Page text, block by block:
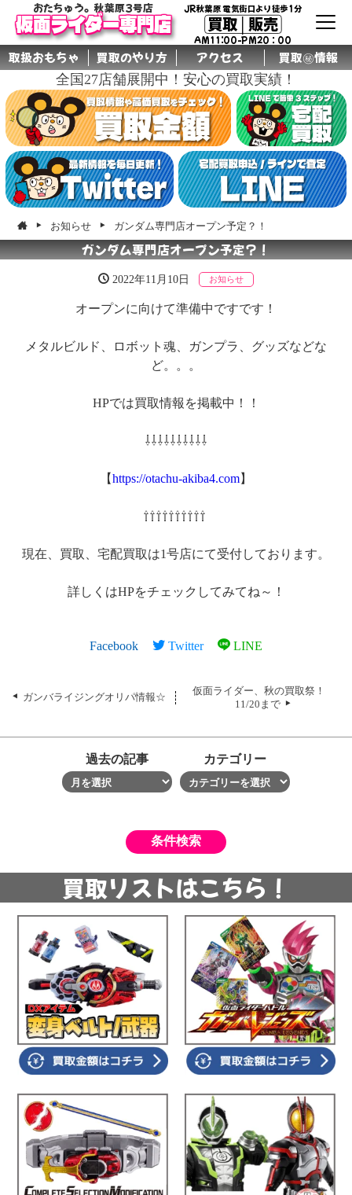
おたちゅう。秋葉原3号店
仮面ライダー専門店
JR秋葉原 電気街口より徒歩1分
買取│販売
AM11:00-PM20：00
取扱おもちゃ 買取のやり方 アクセス 買取㊙情報
グル
ープ
店舗
全国27店舗展開中！安心の買取実績！
お知らせ ガンダム専門店オープン予定？！
ガンダム専門店オープン予定？！
2022年11月10日 お知らせ
オープンに向けて準備中ですです！
メタルビルド、ロボット魂、ガンプラ、グッズなどな
ど。。。
HPでは買取情報を掲載中！！
⇩⇩⇩⇩⇩⇩⇩⇩⇩⇩
【https://otachu-akiba4.com】
⇧⇧⇧⇧⇧⇧⇧⇧⇧⇧
現在、買取、宅配買取は1号店にて受付しております。
詳しくはHPをチェックしてみてね～！
Facebook Twitter LINE
ガンバライジングオリパ情報☆
仮面ライダー、秋の買取祭！
11/20まで
過去の記事 カテゴリー
買取リストはこちら！